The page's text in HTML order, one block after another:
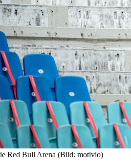
Red Bull Arena (Bild: motivio)